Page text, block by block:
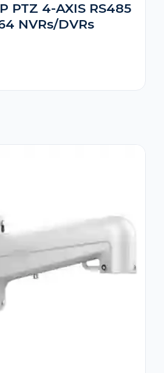
PTZ 4-AXIS RS485
NVRs/DVRs